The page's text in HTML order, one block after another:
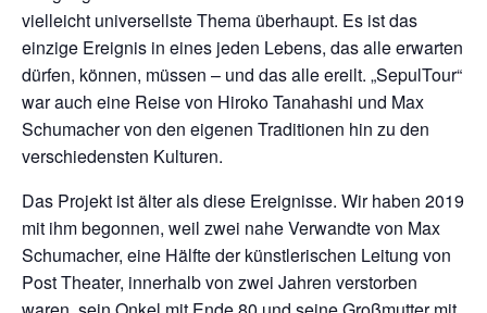
vielleicht universellste Thema überhaupt. Es ist das
einzige Ereignis in eines jeden Lebens, das alle erwarten
dürfen, können, müssen – und das alle ereilt. „SepulTour“
war auch eine Reise von Hiroko Tanahashi und Max
Schumacher von den eigenen Traditionen hin zu den
verschiedensten Kulturen.
Das Projekt ist älter als diese Ereignisse. Wir haben 2019
mit ihm begonnen, weil zwei nahe Verwandte von Max
Schumacher, eine Hälfte der künstlerischen Leitung von
Post Theater, innerhalb von zwei Jahren verstorben